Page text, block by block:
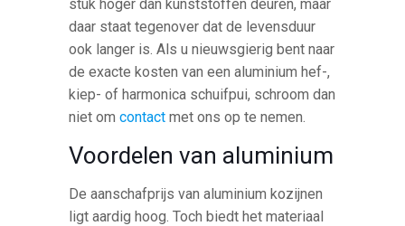
stuk hoger dan kunststoffen deuren, maar
daar staat tegenover dat de levensduur
ook langer is. Als u nieuwsgierig bent naar
de exacte kosten van een aluminium hef-,
kiep- of harmonica schuifpui, schroom dan
niet omcontact met ons op te nemen.
Voordelen van aluminium
De aanschafprijs van aluminium kozijnen
ligt aardig hoog. Toch biedt het materiaal